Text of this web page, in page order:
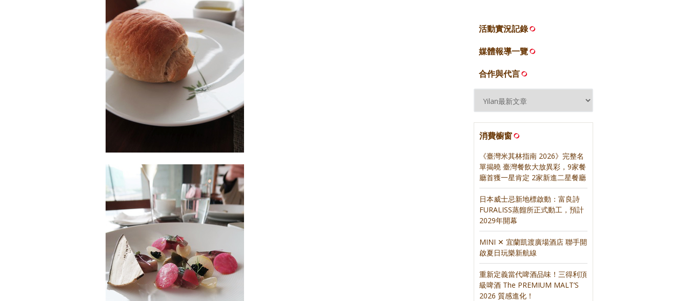
活動實況記錄
媒體報導一覽
合作與代言
消費櫥窗
《臺灣米其林指南 2026》完整名
單揭曉 臺灣餐飲大放異彩，9家餐
廳首獲一星肯定 2家新進二星餐廳
日本威士忌新地標啟動：富良詩
FURALISS蒸餾所正式動工，預計
2029年開幕
MINI ✕ 宜蘭凱渡廣場酒店 聯手開
啟夏日玩樂新航線
重新定義當代啤酒品味！三得利頂
級啤酒 The PREMIUM MALT’S
2026 質感進化！